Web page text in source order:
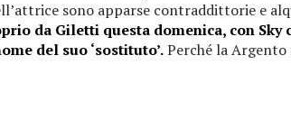
sono apparse contraddittorie e
da Giletti questa domenica, con
del suo ‘sostituto’.Perché la